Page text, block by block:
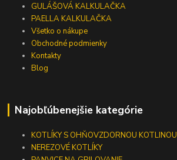
GULÁŠOVÁ KALKULAČKA
PAELLA KALKULAČKA
Všetko o nákupe
Obchodné podmienky
Kontakty
Blog
Najobľúbenejšie kategórie
KOTLÍKY S OHŇOVZDORNOU KOTLINOU
NEREZOVÉ KOTLÍKY